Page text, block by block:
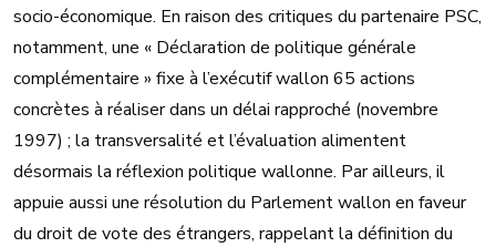
socio-économique. En raison des critiques du partenaire PSC,
notamment, une « Déclaration de politique générale
complémentaire » fixe à l’exécutif wallon 65 actions
concrètes à réaliser dans un délai rapproché (novembre
1997) ; la transversalité et l’évaluation alimentent
désormais la réflexion politique wallonne. Par ailleurs, il
appuie aussi une résolution du Parlement wallon en faveur
du droit de vote des étrangers, rappelant la définition du